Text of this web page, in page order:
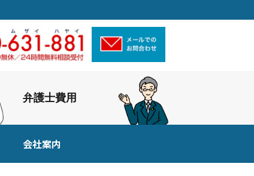
弁護士費用
会社案内